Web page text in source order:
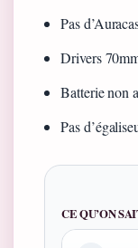
Pas
Drivers
Batterie non
Pas
CE QU’ON